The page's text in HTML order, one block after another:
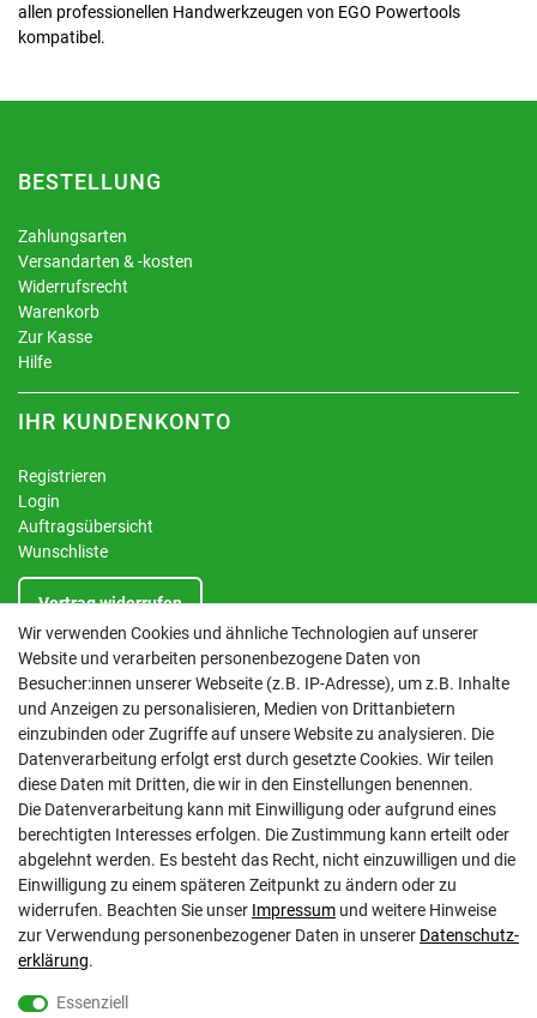
allen professionellen Handwerkzeugen von EGO Powertools
kompatibel.
BESTELLUNG
Zahlungsarten
Versandarten & -kosten
Widerrufsrecht
Warenkorb
Zur Kasse
Hilfe
IHR KUNDENKONTO
Registrieren
Login
Auftragsübersicht
Wunschliste
Vertrag widerrufen
INFORMATIONEN
Kontakt
Datenschutzerklärung
AGB
Impressum
Barrierefreiheitserklärung
Altbatterie-Ensorgung
Wir verwenden Cookies und ähnliche Technologien auf unserer
Website und verarbeiten personenbezogene Daten von
Besucher:innen unserer Webseite (z.B. IP-Adresse), um z.B. Inhalte
und Anzeigen zu personalisieren, Medien von Drittanbietern
einzubinden oder Zugriffe auf unsere Website zu analysieren. Die
Datenverarbeitung erfolgt erst durch gesetzte Cookies. Wir teilen
diese Daten mit Dritten, die wir in den Einstellungen benennen.
Die Datenverarbeitung kann mit Einwilligung oder aufgrund eines
berechtigten Interesses erfolgen. Die Zustimmung kann erteilt oder
abgelehnt werden. Es besteht das Recht, nicht einzuwilligen und die
Einwilligung zu einem späteren Zeitpunkt zu ändern oder zu
widerrufen. Beachten Sie unser Impressum und weitere Hinweise
zur Verwendung personenbezogener Daten in unserer Daten­schutz­
erklärung.
Essenziell